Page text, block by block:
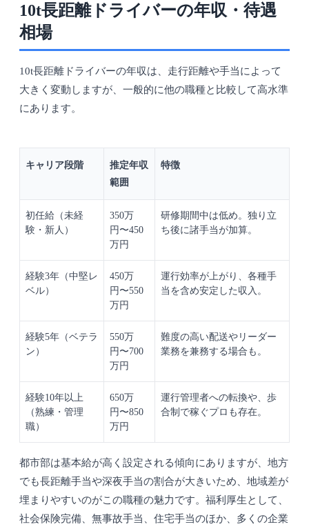
10t長距離ドライバーの年収・待遇
相場
10t長距離ドライバーの年収は、走行距離や手当によって
大きく変動しますが、一般的に他の職種と比較して高水準
にあります。
キャリア段階
推定年収
範囲
特徴
初任給（未経
験・新人）
350万
円〜450
万円
研修期間中は低め。独り立
ち後に諸手当が加算。
経験3年（中堅レ
ベル）
450万
円〜550
万円
運行効率が上がり、各種手
当を含め安定した収入。
経験5年（ベテラ
ン）
550万
円〜700
万円
難度の高い配送やリーダー
業務を兼務する場合も。
経験10年以上
（熟練・管理
職）
650万
円〜850
万円
運行管理者への転換や、歩
合制で稼ぐプロも存在。
都市部は基本給が高く設定される傾向にありますが、地方
でも長距離手当や深夜手当の割合が大きいため、地域差が
埋まりやすいのがこの職種の魅力です。福利厚生として、
社会保険完備、無事故手当、住宅手当のほか、多くの企業